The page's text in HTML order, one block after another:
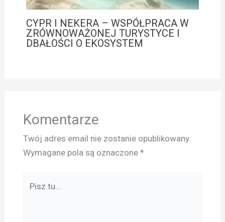
CYPR I NEKERA – WSPÓŁPRACA W
ZRÓWNOWAŻONEJ TURYSTYCE I
DBAŁOŚCI O EKOSYSTEM
Komentarze
Twój adres email nie zostanie opublikowany.
Wymagane pola są oznaczone *